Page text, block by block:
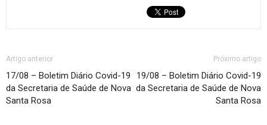
Artigo anterior
17/08 – Boletim Diário Covid-19
da Secretaria de Saúde de Nova
Santa Rosa
Próximo artigo
19/08 – Boletim Diário Covid-19
da Secretaria de Saúde de Nova
Santa Rosa